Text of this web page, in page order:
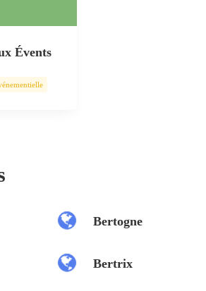
Évents
Bertogne
Bertrix